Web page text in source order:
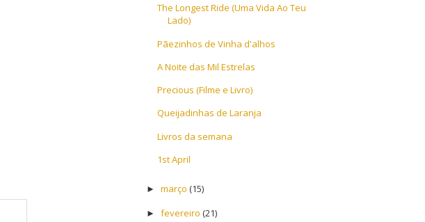
The Longest Ride (Uma Vida Ao Teu
Lado)
Pãezinhos de Vinha d'alhos
A Noite das Mil Estrelas
Precious (Filme e Livro)
Queijadinhas de Laranja
Livros da semana
1st April
► março (15)
► fevereiro (21)